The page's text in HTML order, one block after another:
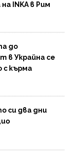
INKA в Рим
до
в Украйна се
с кърма
си два дни